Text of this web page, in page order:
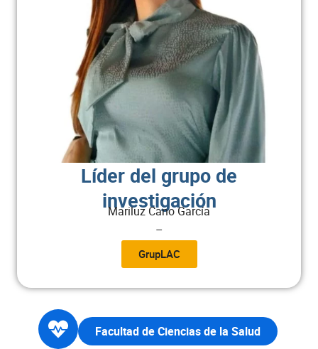
Líder del grupo de
investigación
Mariluz Cano García
–
GrupLAC
Facultad de Ciencias de la Salud